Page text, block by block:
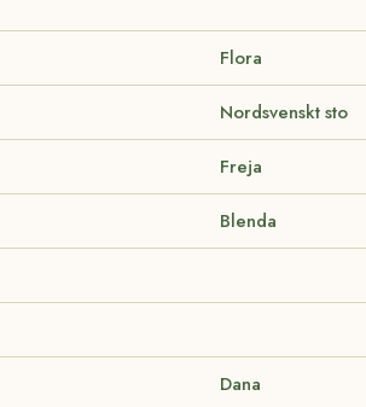
Flora
Nordsvenskt sto
Freja
Blenda
Dana